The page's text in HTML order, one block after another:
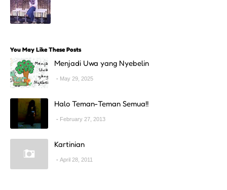
You May Like These Posts
Menjadi Uwa yang Nyebelin
May 29, 2025
Halo Teman-Teman Semua!!
February 27, 2013
Kartinian
April 28, 2011